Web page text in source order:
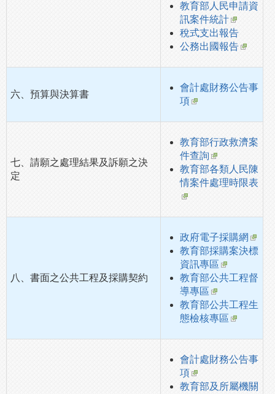
教育部人民申請資
訊案件統計
稅式支出報告
公務出國報告
六、預算與決算書
會計處財務公告事
項
七、請願之處理結果及訴願之決
定
教育部行政救濟案
件查詢
教育部各類人民陳
情案件處理時限表
八、書面之公共工程及採購契約
政府電子採購網
教育部採購案決標
資訊專區
教育部公共工程督
導專區
教育部公共工程生
態檢核專區
會計處財務公告事
項
教育部及所屬機關